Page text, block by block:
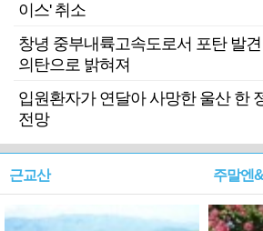
이스' 취소
창녕 중부내륙고속도로서 포탄 발
의탄으로 밝혀져
입원환자가 연달아 사망한 울산 한
전망
근교산 주말엔